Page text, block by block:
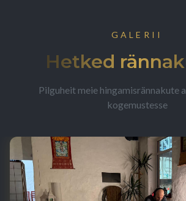
GALERII
Hetked
Pilguheit meie hingamisrännakute
kogemustesse